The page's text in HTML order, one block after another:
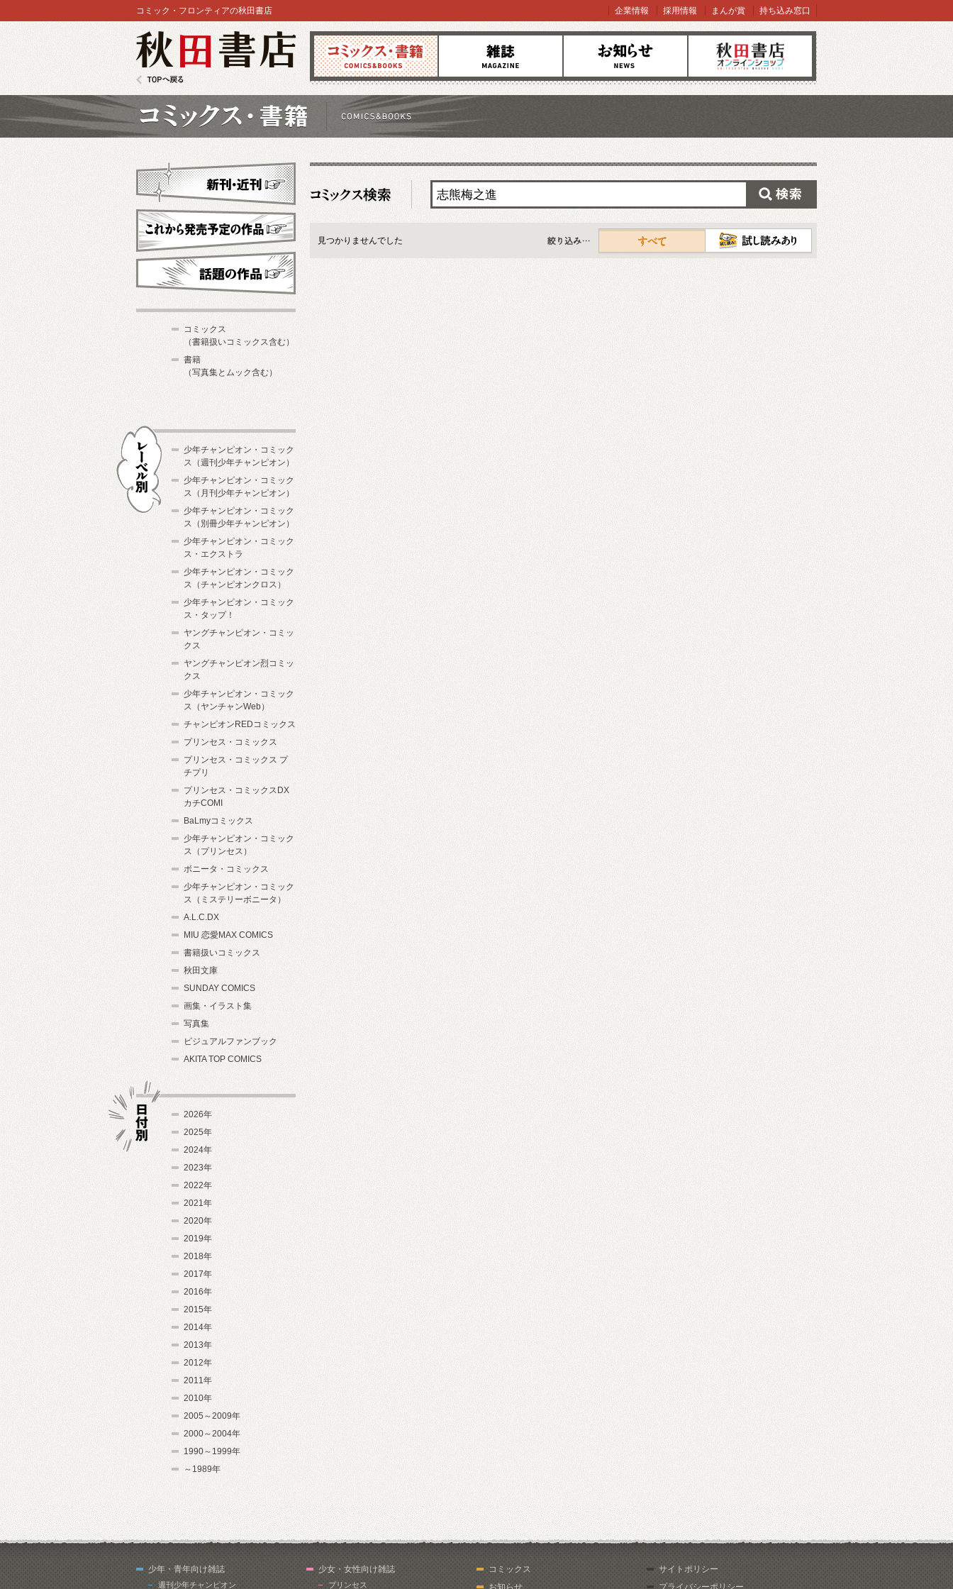
コミックス 雑誌 お知らせ オンラインショップ
コミック・フロンティアの秋田書店 企業情報 採用情報 まんが賞 持ち込み窓口
見つかりませんでした
すべて
新刊・近刊
これから発売予定
コミックス
（書籍扱いコミックス含む）
書籍
（写真集とムック含む）
少年チャンピオン・コミック
ス（週刊少年チャンピオン）
少年チャンピオン・コミック
ス（月刊少年チャンピオン）
少年チャンピオン・コミック
ス（別冊少年チャンピオン）
少年チャンピオン・コミック
ス・エクストラ
少年チャンピオン・コミック
ス（チャンピオンクロス）
少年チャンピオン・コミック
ス・タップ！
ヤングチャンピオン・コミッ
クス
ヤングチャンピオン烈コミッ
クス
少年チャンピオン・コミック
ス（ヤンチャンWeb）
チャンピオンREDコミックス
プリンセス・コミックス
プリンセス・コミックス プ
チプリ
プリンセス・コミックスDX
カチCOMI
BaLmyコミックス
少年チャンピオン・コミック
ス（プリンセス）
ボニータ・コミックス
少年チャンピオン・コミック
ス（ミステリーボニータ）
A.L.C.DX
MIU 恋愛MAX COMICS
書籍扱いコミックス
秋田文庫
SUNDAY COMICS
画集・イラスト集
写真集
ビジュアルファンブック
AKITA TOP COMICS
2026年
2025年
2024年
2023年
2022年
2021年
2020年
2019年
2018年
2017年
2016年
2015年
2014年
2013年
2012年
2011年
2010年
2005～2009年
2000～2004年
1990～1999年
～1989年
少年・青年向け雑誌
週刊少年チャンピオン
少女・女性向け雑誌
プリンセス
コミックス
お知らせ
サイトポリシー
プライバシーポリシー